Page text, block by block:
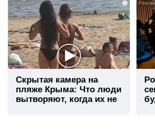
i
Скрытая камера на
пляже Крыма: Что люди
вытворяют, когда их не